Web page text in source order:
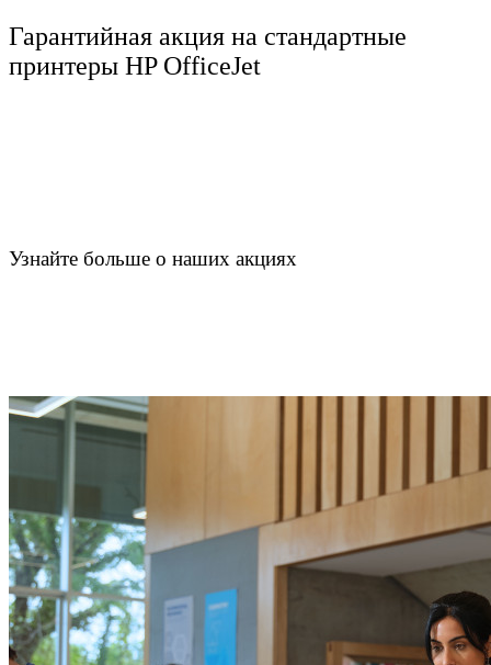
Гарантийная акция на стандартные
принтеры HP OfficeJet
Узнайте больше о наших акциях